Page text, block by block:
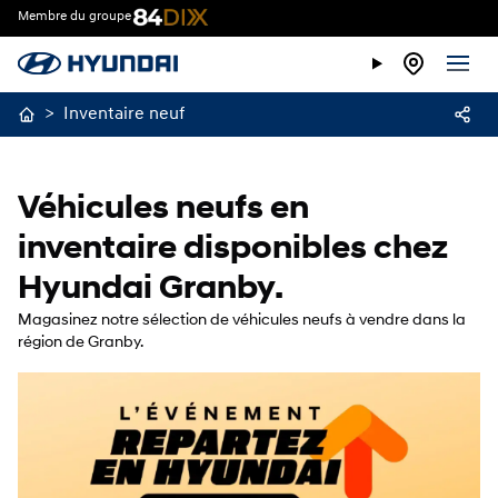
Membre du groupe
> Inventaire neuf
Véhicules neufs en
inventaire disponibles chez
Hyundai Granby.
Magasinez notre sélection de véhicules neufs à vendre dans la
région de Granby.